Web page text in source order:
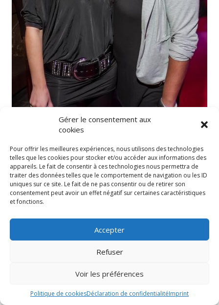
Gérer le consentement aux
cookies
Pour offrir les meilleures expériences, nous utilisons des technologies
telles que les cookies pour stocker et/ou accéder aux informations des
appareils. Le fait de consentir à ces technologies nous permettra de
traiter des données telles que le comportement de navigation ou les ID
uniques sur ce site. Le fait de ne pas consentir ou de retirer son
consentement peut avoir un effet négatif sur certaines caractéristiques
et fonctions.
Accepter
Refuser
Voir les préférences
Politique de cookiesDéclaration de confidentialitéImprint